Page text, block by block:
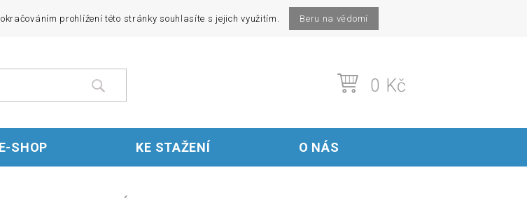
prohlížení této stránky souhlasíte s jejich využitím. Beru na vědomí
0 Kč
E-SHOP KE STAŽENÍ O NÁS